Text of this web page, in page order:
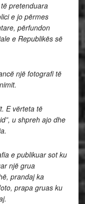
pretenduara
e jo përmes
përfundon
e Republikës së
një fotografi të
E vërteta të
u shpreh ajo dhe
e publikuar sot ku
një grua
prandaj ka
prapa gruas ku